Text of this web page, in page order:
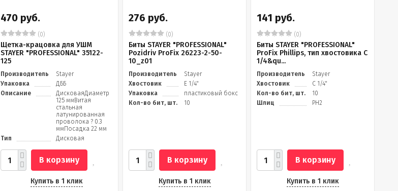
470 руб.
(0)
Щетка-крацовка для УШМ
STAYER "PROFESSIONAL" 35122-
125
Производитель
Stayer
Упаковка
ДББ
Описание
ДисковаяДиаметр
125 ммВитая
стальная
латунированная
проволока ? 0.3
ммПосадка 22 мм
Тип
Дисковая
В корзину
Купить в 1 клик
276 руб.
(0)
Биты STAYER "PROFESSIONAL"
Pozidriv ProFix 26223-2-50-
10_z01
Производитель
Stayer
Хвостовик
E 1/4"
Упаковка
пластиковый бокс
Кол-во бит, шт.
10
В корзину
Купить в 1 клик
141 руб.
(0)
Биты STAYER "PROFESSIONAL"
ProFix Phillips, тип хвостовика C
1/4&qu...
Производитель
Stayer
Хвостовик
C 1/4"
Кол-во бит, шт.
10
Шлиц
PH2
В корзину
Купить в 1 клик